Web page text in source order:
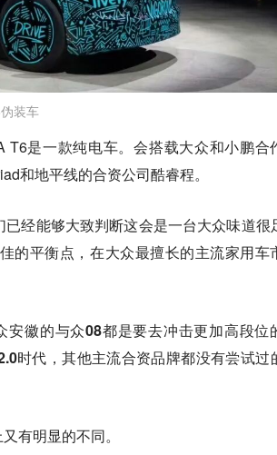
装车
T6是一款纯电车。会搭载大众和小鹏合
和地平线的合资公司酷睿程。
经能够大致判断这会是一台大众味道很
的平衡点，在大众最擅长的主流家用车
徽的与众08都是要去冲击更加高段位
时代，其他主流合资品牌都没有尝试过
有明显的不同。